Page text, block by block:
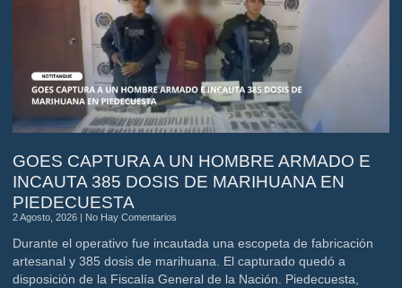
GOES CAPTURA A UN HOMBRE ARMADO E
INCAUTA 385 DOSIS DE MARIHUANA EN
PIEDECUESTA
2 Agosto, 2026 No Hay Comentarios
Durante el operativo fue incautada una escopeta de fabricación
artesanal y 385 dosis de marihuana. El capturado quedó a
disposición de la Fiscalía General de la Nación. Piedecuesta,